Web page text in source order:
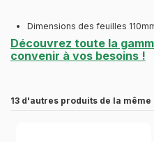
Dimensions des feuilles
Découvrez toute la
convenir à vos besoins !
13 d'autres produits de la